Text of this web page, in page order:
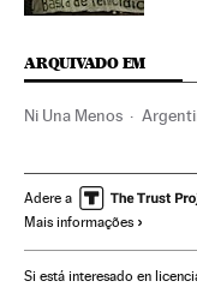
ARQUIVADO EM
Ni Una Menos
Violência gênero
Assassinatos
América Latina
Adere a
Mais informações
Si está interesado en